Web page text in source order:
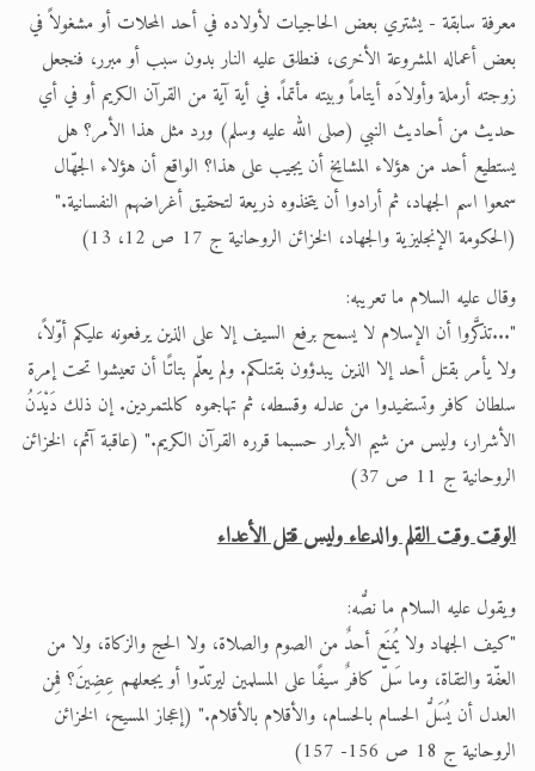
معرفة سابقة - يشتري بعض الحاجيات لأولاده في أحد المحلات أو مشغولاً في
بعض أعماله المشروعة الأخرى، فنطلق عليه النار بدون سبب أو مبرر، فنجعل
زوجته أرملة وأولادَه أيتاماً وبيته مأتماً. في أية آية من القرآن الكريم أو في أي
حديث من أحاديث النبي (صلى الله عليه وسلم) ورد مثل هذا الأمر؟ هل
يستطيع أحد من هؤلاء المشايخ أن يجيب على هذا؟ الواقع أن هؤلاء الجهّال
سمعوا اسم الجهاد، ثم أرادوا أن يتخذوه ذريعة لتحقيق أغراضهم النفسانية."
(الحكومة الإنجليزية والجهاد، الخزائن الروحانية ج 17 ص 12، 13)
وقال عليه السلام ما تعريبه:
"...تذكَّروا أن الإسلام لا يسمح برفع السيف إلا على الذين يرفعونه عليكم أوّلاً،
ولا يأمر بقتل أحد إلا الذين يبدؤون بقتلكم. ولم يعلّم بتاتًا أن تعيشوا تحت إمرة
سلطان كافر وتستفيدوا من عدلـه وقسطه، ثم تهاجموه كالمتمردين. إن ذلك دَيْدَنُ
الأشرار، وليس من شيم الأبرار حسبما قرره القرآن الكريم." (عاقبة آثم، الخزائن
الروحانية ج 11 ص 37)
الوقت وقت القلم والدعاء وليس قتل الأعداء
ويقول عليه السلام ما نصُّه:
"كيف الجهاد ولا يُمنَع أحدٌ من الصوم والصلاة، ولا الحج والزكاة، ولا من
العفّة والتقاة، وما سَلّ كافرٌ سيفًا على المسلمين ليرتدّوا أو يجعلهم عِضِينَ؟ فمِن
العدل أن يُسَلُّ الحسام بالحسام، والأقلام بالأقلام." (إعجاز المسيح، الخزائن
الروحانية ج 18 ص 156- 157)